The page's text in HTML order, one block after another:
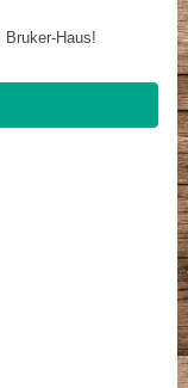
Haus!